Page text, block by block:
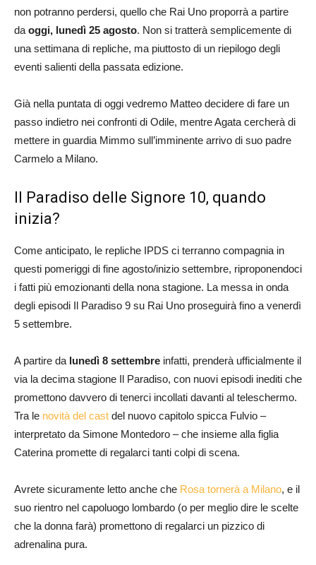
non potranno perdersi, quello che Rai Uno proporrà a partire
da oggi, lunedì 25 agosto. Non si tratterà semplicemente di
una settimana di repliche, ma piuttosto di un riepilogo degli
eventi salienti della passata edizione.
Già nella puntata di oggi vedremo Matteo decidere di fare un
passo indietro nei confronti di Odile, mentre Agata cercherà di
mettere in guardia Mimmo sull’imminente arrivo di suo padre
Carmelo a Milano.
Il Paradiso delle Signore 10, quando
inizia?
Come anticipato, le repliche IPDS ci terranno compagnia in
questi pomeriggi di fine agosto/inizio settembre, riproponendoci
i fatti più emozionanti della nona stagione. La messa in onda
degli episodi Il Paradiso 9 su Rai Uno proseguirà fino a venerdì
5 settembre.
A partire da lunedì 8 settembre infatti, prenderà ufficialmente il
via la decima stagione Il Paradiso, con nuovi episodi inediti che
promettono davvero di tenerci incollati davanti al teleschermo.
Tra le novità del cast del nuovo capitolo spicca Fulvio –
interpretato da Simone Montedoro – che insieme alla figlia
Caterina promette di regalarci tanti colpi di scena.
Avrete sicuramente letto anche che Rosa tornerà a Milano, e il
suo rientro nel capoluogo lombardo (o per meglio dire le scelte
che la donna farà) promettono di regalarci un pizzico di
adrenalina pura.